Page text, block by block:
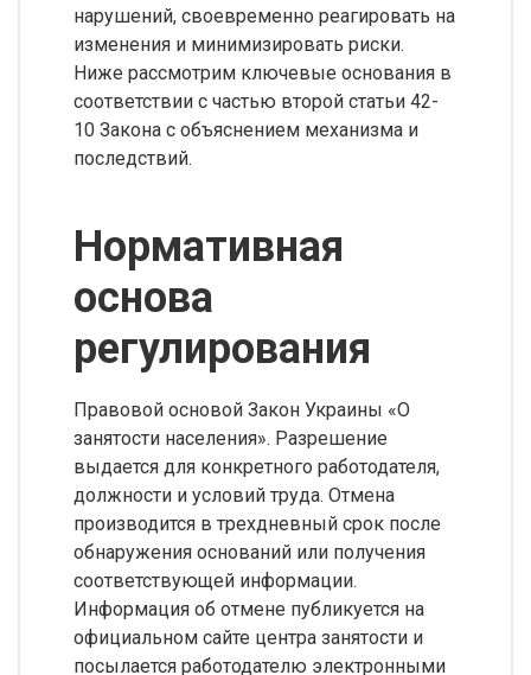
нарушений, своевременно реагировать на
изменения и минимизировать риски.
Ниже рассмотрим ключевые основания в
соответствии с частью второй статьи 42-
10 Закона с объяснением механизма и
последствий.
Нормативная
основа
регулирования
Правовой основой Закон Украины «О
занятости населения». Разрешение
выдается для конкретного работодателя,
должности и условий труда. Отмена
производится в трехдневный срок после
обнаружения оснований или получения
соответствующей информации.
Информация об отмене публикуется на
официальном сайте центра занятости и
посылается работодателю электронными